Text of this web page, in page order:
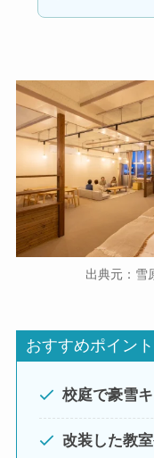
出典元：雪
おすすめポイント
校庭で豪雪
改装した教